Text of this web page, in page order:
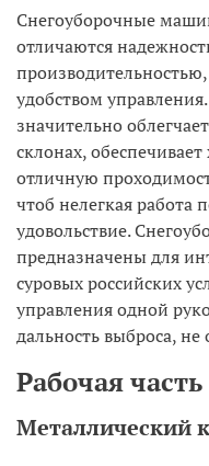
Снегоуборочные
отличаются
удобством
значительно
склонах,
отличную
чтоб нелегкая работа
удовольствие.
предназначены для
суровых российских
управления одной
дальность выброса,
Рабочая часть
Металлический